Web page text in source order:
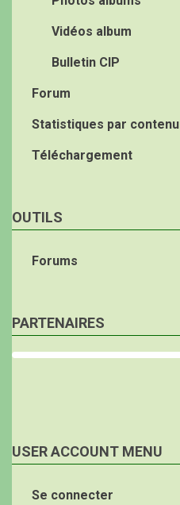
Vidéos album
Bulletin CIP
Forum
Statistiques par contenu
Téléchargement
OUTILS
Forums
PARTENAIRES
USER ACCOUNT MENU
Se connecter